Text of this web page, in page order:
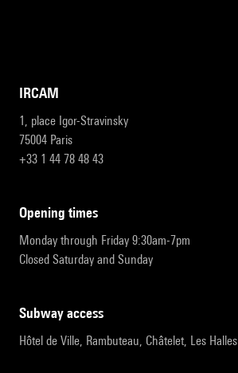
IRCAM
1, place Igor-Stravinsky
75004 Paris
+33 1 44 78 48 43
opening times
Monday through Friday 9:30am-7pm
Closed Saturday and Sunday
subway access
Hôtel de Ville, Rambuteau, Châtelet, Les Halles